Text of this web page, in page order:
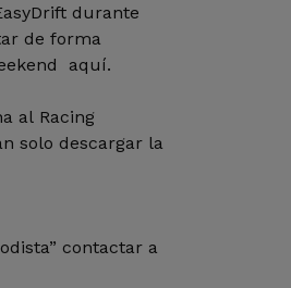
durante
de forma
aquí.
al Racing
solo descargar la
contactar a